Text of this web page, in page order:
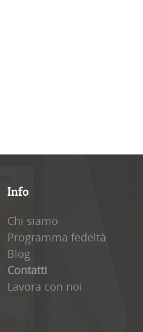
Info
Chi siamo
Programma fedeltà
Blog
Contatti
Lavora con noi